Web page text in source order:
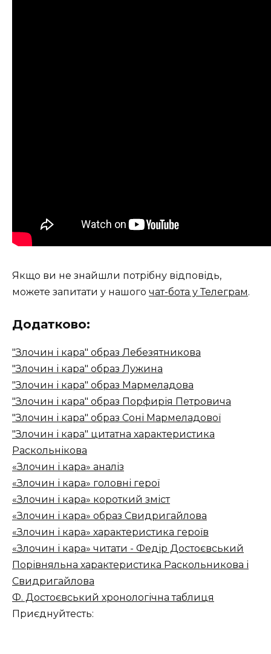
Якщо ви не знайшли потрібну відповідь,
можете запитати у нашого чат-бота у Телеграм.
Додатково:
"Злочин і кара" образ Лебезятникова
"Злочин і кара" образ Лужина
"Злочин і кара" образ Мармеладова
"Злочин і кара" образ Порфирія Петровича
"Злочин і кара" образ Соні Мармеладової
"Злочин і кара" цитатна характеристика
Раскольнікова
«Злочин і кара» аналіз
«Злочин і кара» головні герої
«Злочин і кара» короткий зміст
«Злочин і кара» образ Свидригайлова
«Злочин і кара» характеристика героїв
«Злочин і кара» читати - Федір Достоєвський
Порівняльна характеристика Раскольникова і
Свидригайлова
Ф. Достоєвський хронологічна таблиця
Приєднуйтесть: